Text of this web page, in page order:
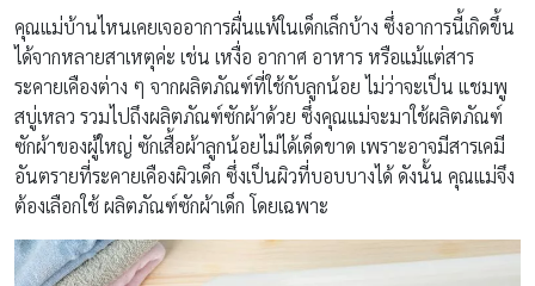
คุณแม่บ้านไหนเคยเจออาการผื่นแพ้ในเด็กเล็กบ้าง ซึ่งอาการนี้เกิดขึ้น
ได้จากหลายสาเหตุค่ะ เช่น เหงื่อ อากาศ อาหาร หรือแม้แต่สาร
ระคายเคืองต่าง ๆ จากผลิตภัณฑ์ที่ใช้กับลูกน้อย ไม่ว่าจะเป็น แชมพู
สบู่เหลว รวมไปถึงผลิตภัณฑ์ซักผ้าด้วย ซึ่งคุณแม่จะมาใช้ผลิตภัณฑ์
ซักผ้าของผู้ใหญ่ ซักเสื้อผ้าลูกน้อยไม่ได้เด็ดขาด เพราะอาจมีสารเคมี
อันตรายที่ระคายเคืองผิวเด็ก ซึ่งเป็นผิวที่บอบบางได้ ดังนั้น คุณแม่จึง
ต้องเลือกใช้ ผลิตภัณฑ์ซักผ้าเด็ก โดยเฉพาะ